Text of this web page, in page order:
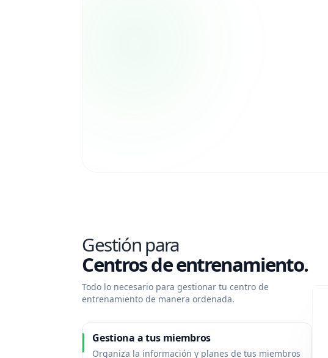
Gestión para
Centros de entrenamiento.
Todo lo necesario para gestionar tu centro de
entrenamiento de manera ordenada.
Gestiona a tus miembros
Organiza la información y planes de tus miembros